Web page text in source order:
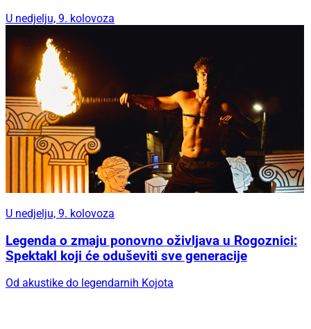
U nedjelju, 9. kolovoza
U nedjelju, 9. kolovoza
Legenda o zmaju ponovno oživljava u Rogoznici:
Spektakl koji će oduševiti sve generacije
Od akustike do legendarnih Kojota